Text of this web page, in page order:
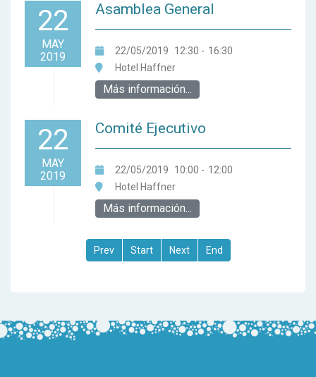
22
MAY
2019
Asamblea General
22/05/2019 12:30 - 16:30
Hotel Haffner
Más información...
22
MAY
2019
Comité Ejecutivo
22/05/2019 10:00 - 12:00
Hotel Haffner
Más información...